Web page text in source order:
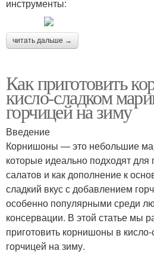
инструменты:
читать дальше →
Как приготовить
кисло-сладком
горчицей на зиму
Введение
Корнишоны — это небольшие
которые идеально подходят для
салатов и как дополнение к
сладкий вкус с добавлением
особенно популярными среди
консервации. В этой статье мы
приготовить корнишоны в
горчицей на зиму.